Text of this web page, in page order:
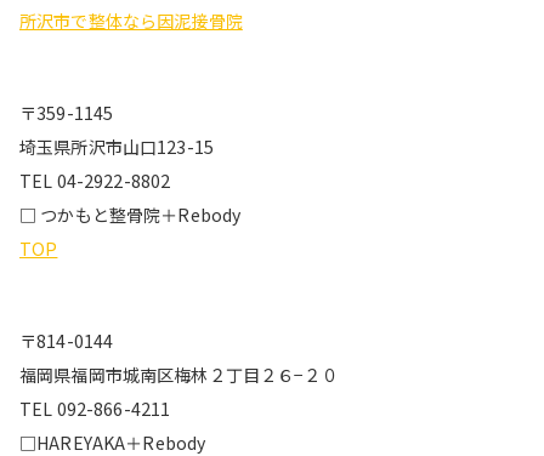
所沢市で整体なら因泥接骨院
〒359-1145
埼玉県所沢市山口123-15
TEL 04-2922-8802
□ つかもと整骨院＋Rebody
TOP
〒814-0144
福岡県福岡市城南区梅林２丁目２６−２０
TEL 092-866-4211
□HAREYAKA＋Rebody